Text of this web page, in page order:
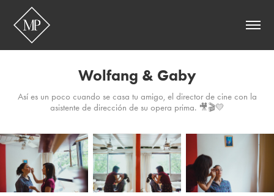
Wolfang & Gaby
Así es un poco cuando se casa tu amigo, el director de cine con la
asistente de dirección de su opera prima. 🎥🎬💛